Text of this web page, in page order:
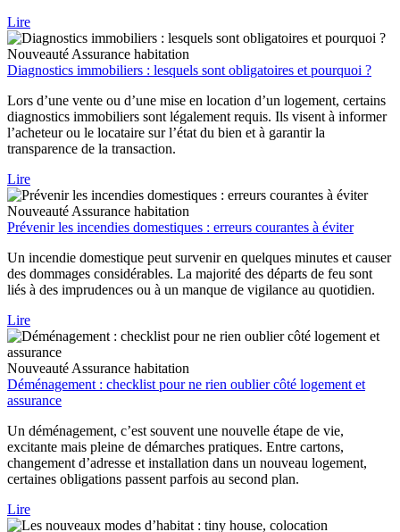
Lire
Nouveauté Assurance habitation
Diagnostics immobiliers : lesquels sont obligatoires et pourquoi ?
Lors d’une vente ou d’une mise en location d’un logement, certains
diagnostics immobiliers sont légalement requis. Ils visent à informer
l’acheteur ou le locataire sur l’état du bien et à garantir la
transparence de la transaction.
Lire
Nouveauté Assurance habitation
Prévenir les incendies domestiques : erreurs courantes à éviter
Un incendie domestique peut survenir en quelques minutes et causer
des dommages considérables. La majorité des départs de feu sont
liés à des imprudences ou à un manque de vigilance au quotidien.
Lire
Nouveauté Assurance habitation
Déménagement : checklist pour ne rien oublier côté logement et
assurance
Un déménagement, c’est souvent une nouvelle étape de vie,
excitante mais pleine de démarches pratiques. Entre cartons,
changement d’adresse et installation dans un nouveau logement,
certaines obligations passent parfois au second plan.
Lire